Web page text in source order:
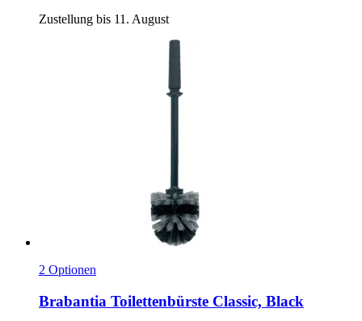
Zustellung bis 11. August
2 Optionen
Brabantia Toilettenbürste Classic, Black